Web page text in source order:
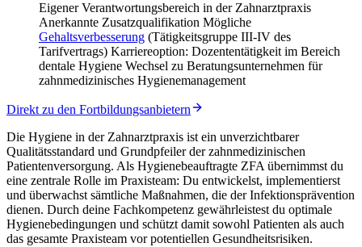
Eigener Verantwortungsbereich in der Zahnarztpraxis
Anerkannte Zusatzqualifikation Mögliche
Gehaltsverbesserung (Tätigkeitsgruppe III-IV des
Tarifvertrags) Karriereoption: Dozententätigkeit im Bereich
dentale Hygiene Wechsel zu Beratungsunternehmen für
zahnmedizinisches Hygienemanagement
Direkt zu den Fortbildungsanbietern
Die Hygiene in der Zahnarztpraxis ist ein unverzichtbarer
Qualitätsstandard und Grundpfeiler der zahnmedizinischen
Patientenversorgung. Als Hygienebeauftragte ZFA übernimmst du
eine zentrale Rolle im Praxisteam: Du entwickelst, implementierst
und überwachst sämtliche Maßnahmen, die der Infektionsprävention
dienen. Durch deine Fachkompetenz gewährleistest du optimale
Hygienebedingungen und schützt damit sowohl Patienten als auch
das gesamte Praxisteam vor potentiellen Gesundheitsrisiken.